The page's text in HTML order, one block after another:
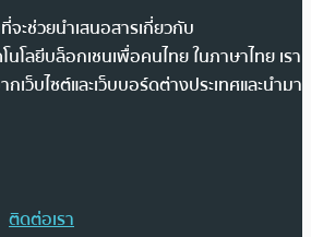
ะช่วยนำเสนอสารเกี่ยวกับ
นโลยีบล็อกเชนเพื่อคนไทย ในภาษาไทย เรา
ว็บไซต์และเว็บบอร์ดต่างประเทศและนำมา
ติดต่อเรา